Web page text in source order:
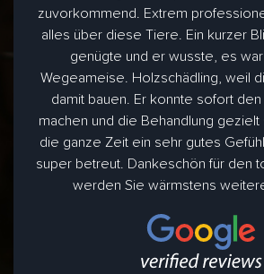
zuvorkommend. Extrem
alles über diese Tiere. Ein kurzer
genügte und er wusste, es
Wegeameise. Holzschädling, weil
damit bauen. Er konnte sofort den
machen und die Behandlung gezielt
die ganze Zeit ein sehr gutes
super betreut. Dankeschön für den
werden Sie wärmstens